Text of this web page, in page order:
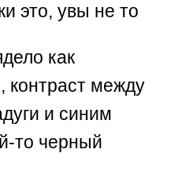
это, увы не то
как
контраст между
и синим
то черный